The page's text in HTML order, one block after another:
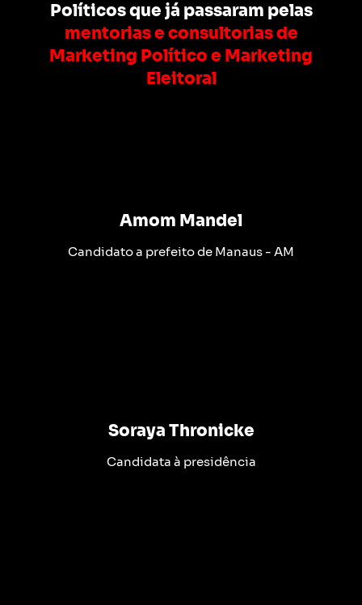
Políticos que já passaram pelas
mentorias e consultorias de
Marketing Político e Marketing
Eleitoral
Amom Mandel
Candidato a prefeito de Manaus - AM
Soraya Thronicke
Candidata à presidência